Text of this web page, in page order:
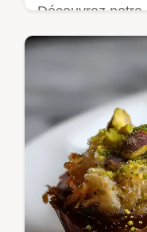
Découvrez
Salted Caramel
dessert
chocolat facile